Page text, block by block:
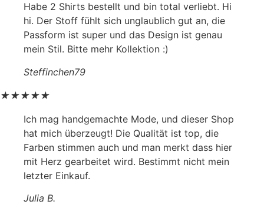
Habe 2 Shirts bestellt und bin total verliebt. Hi
hi. Der Stoff fühlt sich unglaublich gut an, die
Passform ist super und das Design ist genau
mein Stil. Bitte mehr Kollektion :)
Steffinchen79
★★★★★
Ich mag handgemachte Mode, und dieser Shop
hat mich überzeugt! Die Qualität ist top, die
Farben stimmen auch und man merkt dass hier
mit Herz gearbeitet wird. Bestimmt nicht mein
letzter Einkauf.
Julia B.